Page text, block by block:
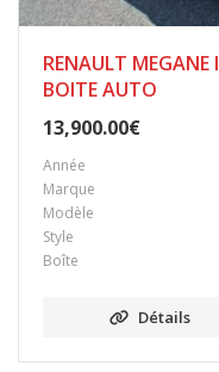
RENAULT MEGANE
BOITE AUTO
13,900.00€
Année
Marque
Modèle
Style
Boîte
Détails